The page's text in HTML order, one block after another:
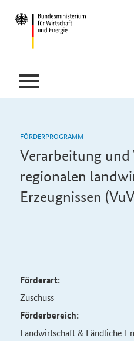
FÖRDERPROGRAMM
Verarbeitung
regionalen
Erzeugnissen
Förderart:
Zuschuss
Förderbereich:
Landwirtschaft & Ländliche